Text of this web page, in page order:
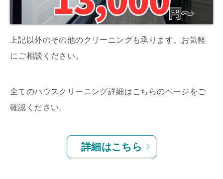
上記以外のその他のクリーニングも承ります。お気軽
にご相談ください。
全てのハウスクリーニング詳細はこちらのページをご
確認ください。
詳細はこちら